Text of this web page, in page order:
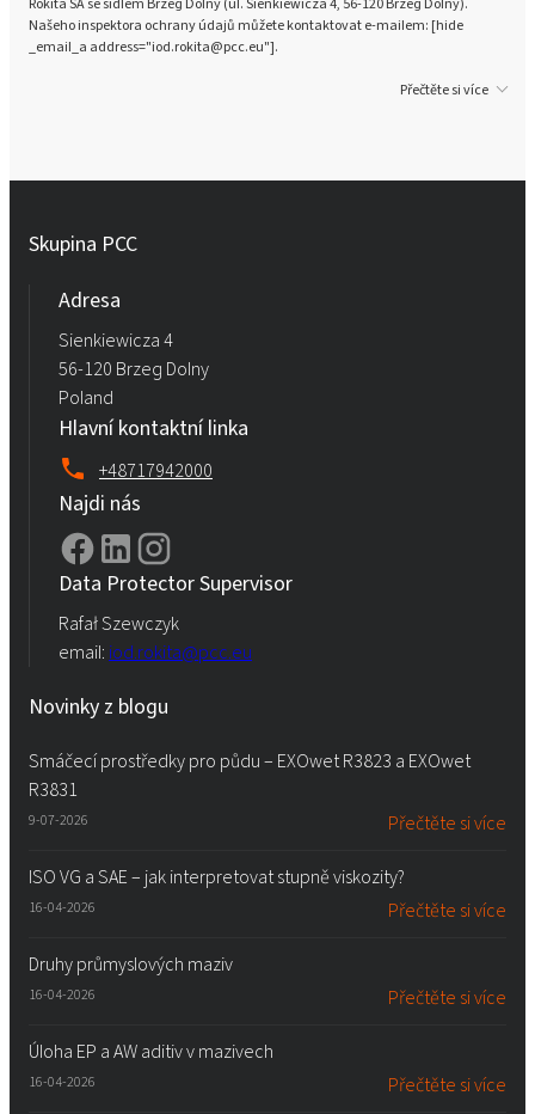
Rokita SA se sídlem Brzeg Dolny (ul. Sienkiewicza 4, 56-120 Brzeg Dolny).
Našeho inspektora ochrany údajů můžete kontaktovat e-mailem: [hide
_email_a address="iod.rokita@pcc.eu"].
Přečtěte si více
Skupina PCC
Adresa
Sienkiewicza 4
56-120 Brzeg Dolny
Poland
Hlavní kontaktní linka
+48717942000
Najdi nás
Data Protector Supervisor
Rafał Szewczyk
email: iod.rokita@pcc.eu
Novinky z blogu
Smáčecí prostředky pro půdu – EXOwet R3823 a EXOwet
R3831
9-07-2026 Přečtěte si více
ISO VG a SAE – jak interpretovat stupně viskozity?
16-04-2026 Přečtěte si více
Druhy průmyslových maziv
16-04-2026 Přečtěte si více
Úloha EP a AW aditiv v mazivech
16-04-2026 Přečtěte si více